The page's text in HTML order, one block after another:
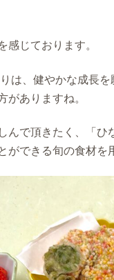
じております。
は、健やかな成長
ありますね。
んで頂きたく、「
できる旬の食材